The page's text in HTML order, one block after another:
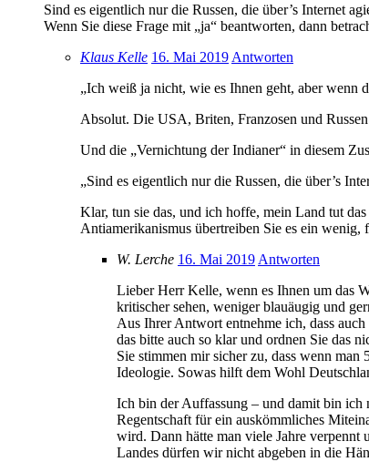
Sind es eigentlich nur die Russen, die über’s Internet
Wenn Sie diese Frage mit „ja“ beantworten, dann
Klaus Kelle 16. Mai 2019 Antworten
„Ich weiß ja nicht, wie es Ihnen geht, aber wenn
Absolut. Die USA, Briten, Franzosen und
Und die „Vernichtung der Indianer“ in diesem
„Sind es eigentlich nur die Russen, die über’s
Klar, tun sie das, und ich hoffe, mein Land tut
Antiamerikanismus übertreiben Sie es ein
W. Lerche 16. Mai 2019 Antworten
Lieber Herr Kelle, wenn es Ihnen um das
kritischer sehen, weniger blauäugig und
Aus Ihrer Antwort entnehme ich, dass
das bitte auch so klar und ordnen Sie das
Sie stimmen mir sicher zu, dass wenn
Ideologie. Sowas hilft dem Wohl
Ich bin der Auffassung – und damit bin ich
Regentschaft für ein auskömmliches
wird. Dann hätte man viele Jahre verpennt
Landes dürfen wir nicht abgeben in die